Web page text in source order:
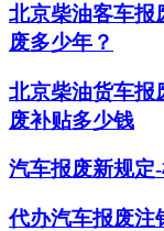
北京柴油客车报
废多少年？
北京柴油货车报
废补贴多少钱
汽车报废新规定
代办汽车报废注